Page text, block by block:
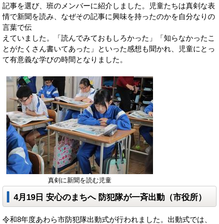
記事を選び、班のメンバーに紹介しました。児童たちは真剣な表
情で新聞を読み、なぜその記事に興味を持ったのかを自分なりの
言葉で伝
えていました。「読んでみておもしろかった」「知らなかったこ
とがたくさん書いてあった」といった感想も聞かれ、児童にとっ
て有意義な学びの時間となりました。
真剣に新聞を読む児童
4月19日 安心のまちへ 防犯隊が一斉出動（市役所）
令和8年度あわら市防犯隊出動式が行われました。出動式では、